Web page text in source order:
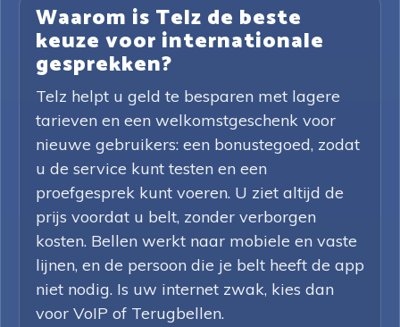
Waarom is Telz de beste
keuze voor internationale
gesprekken?
Telz helpt u geld te besparen met lagere
tarieven en een welkomstgeschenk voor
nieuwe gebruikers: een bonustegoed, zodat
u de service kunt testen en een
proefgesprek kunt voeren. U ziet altijd de
prijs voordat u belt, zonder verborgen
kosten. Bellen werkt naar mobiele en vaste
lijnen, en de persoon die je belt heeft de app
niet nodig. Is uw internet zwak, kies dan
voor VoIP of Terugbellen.